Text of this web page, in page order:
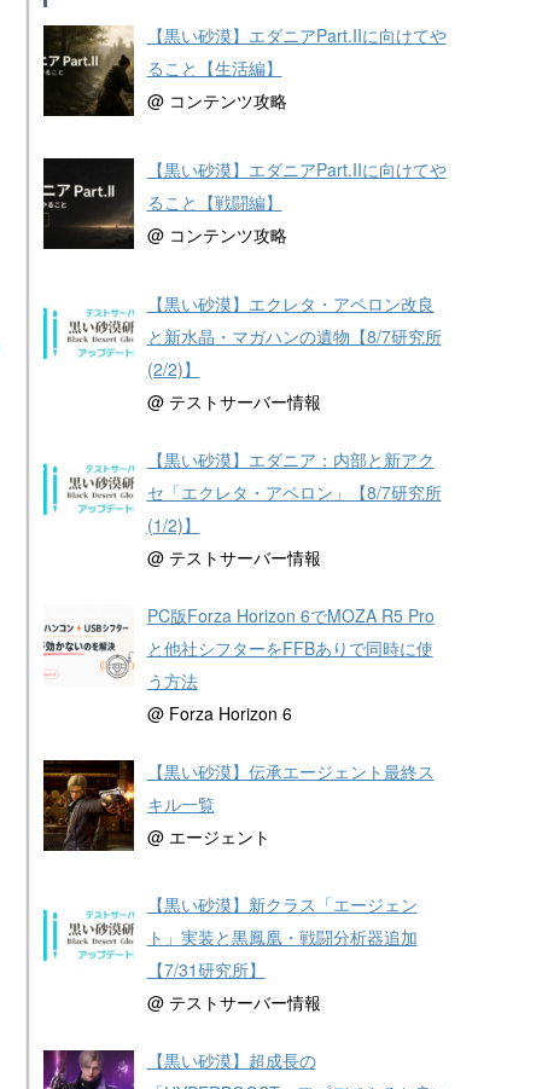
【黒い砂漠】エダニアPart.IIに向けてや
ること【生活編】
@ コンテンツ攻略
【黒い砂漠】エダニアPart.IIに向けてや
ること【戦闘編】
@ コンテンツ攻略
【黒い砂漠】エクレタ・アペロン改良
と新水晶・マガハンの遺物【8/7研究所
(2/2)】
@ テストサーバー情報
【黒い砂漠】エダニア：内部と新アク
セ「エクレタ・アペロン」【8/7研究所
(1/2)】
@ テストサーバー情報
PC版Forza Horizon 6でMOZA R5 Pro
と他社シフターをFFBありで同時に使
う方法
@ Forza Horizon 6
【黒い砂漠】伝承エージェント最終ス
キル一覧
@ エージェント
【黒い砂漠】新クラス「エージェン
ト」実装と黒鳳凰・戦闘分析器追加
【7/31研究所】
@ テストサーバー情報
【黒い砂漠】超成長の